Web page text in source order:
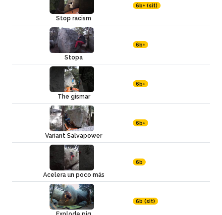
Stop racism
6b+ (sit)
Stopa
6b+
The gismar
6b+
Variant Salvapower
6b+
Acelera un poco más
6b
6b (sit)